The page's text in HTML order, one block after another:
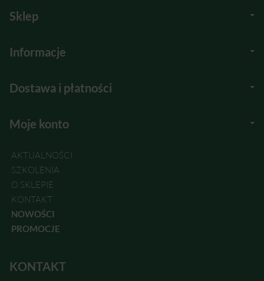
Sklep
Informacje
Dostawa i płatności
Moje konto
AKTUALNOŚCI
SZKOLENIA
O SKLEPIE
KONTAKT
NOWOŚCI
PROMOCJE
KONTAKT